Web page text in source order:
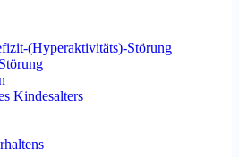
(Hyperaktivitäts)-Störung
Kindesalters